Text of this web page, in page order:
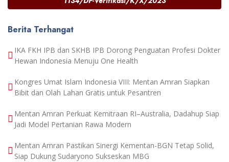
Berita Terhangat
IKA FKH IPB dan SKHB IPB Dorong Penguatan Profesi Dokter
Hewan Indonesia Menuju One Health
Kongres Umat Islam Indonesia VIII: Mentan Amran Siapkan
Bibit dan Olah Lahan Gratis untuk Pesantren
Mentan Amran Perkuat Kemitraan RI–Australia, Dadahup Siap
Jadi Model Pertanian Rawa Modern
Mentan Amran Pastikan Sinergi Kementan-BGN Tetap Solid,
Siap Dukung Sudaryono Sukseskan MBG